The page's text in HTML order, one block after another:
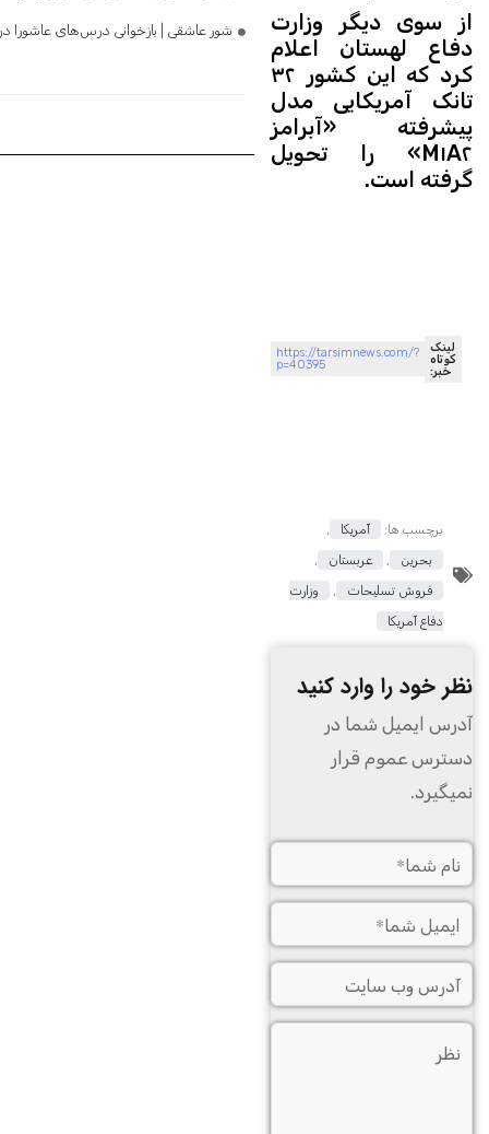
از سوی دیگر وزارت
دفاع لهستان اعلام
کرد که این کشور ۳۲
تانک آمریکایی مدل
پیشرفته «آبرامز
M۱A۲» را تحویل
گرفته است.
لینک
کوتاه
خبر:
https://tarsimnews.com/?
p=40395
برچسب ها: آمریکا
,
بحرین
, عربستان
,
فروش تسلیحات
,
وزارت
دفاع آمریکا
نظر خود را وارد کنید
آدرس ایمیل شما در
دسترس عموم قرار
نمیگیرد.
شور عاشقی | بازخوانی درس‌های عاشورا